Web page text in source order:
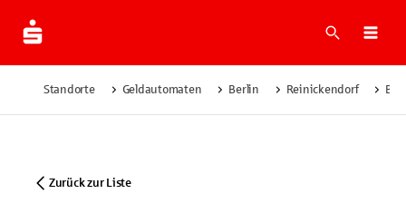
Suche
Standorte Geldautomaten Berlin Reinickendorf
Zurück zur Liste